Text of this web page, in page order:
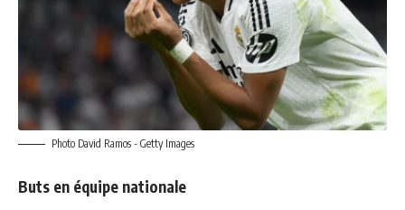
Photo David Ramos - Getty Images
Buts en équipe nationale